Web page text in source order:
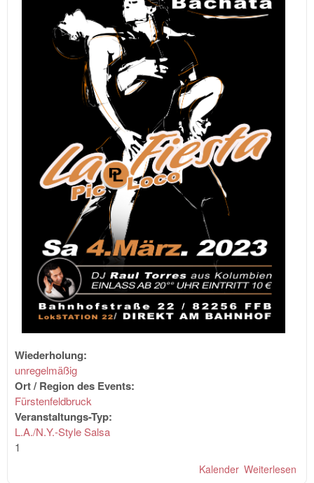
Wiederholung:
unregelmäßig
Ort / Region des Events:
Fürstenfeldbruck
Veranstaltungs-Typ:
L.A./N.Y.-Style Salsa
1
Weiterlesen
Kalender